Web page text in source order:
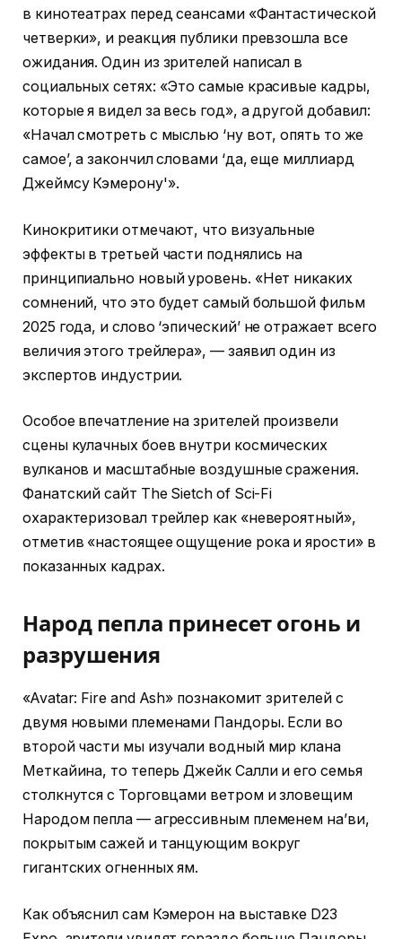
в кинотеатрах перед сеансами «Фантастической
четверки», и реакция публики превзошла все
ожидания. Один из зрителей написал в
социальных сетях: «Это самые красивые кадры,
которые я видел за весь год», а другой добавил:
«Начал смотреть с мыслью ‘ну вот, опять то же
самое’, а закончил словами ‘да, еще миллиард
Джеймсу Кэмерону'».
Кинокритики отмечают, что визуальные
эффекты в третьей части поднялись на
принципиально новый уровень. «Нет никаких
сомнений, что это будет самый большой фильм
2025 года, и слово ‘эпический’ не отражает всего
величия этого трейлера», — заявил один из
экспертов индустрии.
Особое впечатление на зрителей произвели
сцены кулачных боев внутри космических
вулканов и масштабные воздушные сражения.
Фанатский сайт The Sietch of Sci-Fi
охарактеризовал трейлер как «невероятный»,
отметив «настоящее ощущение рока и ярости» в
показанных кадрах.
Народ пепла принесет огонь и
разрушения
«Avatar: Fire and Ash» познакомит зрителей с
двумя новыми племенами Пандоры. Если во
второй части мы изучали водный мир клана
Меткайина, то теперь Джейк Салли и его семья
столкнутся с Торговцами ветром и зловещим
Народом пепла — агрессивным племенем на’ви,
покрытым сажей и танцующим вокруг
гигантских огненных ям.
Как объяснил сам Кэмерон на выставке D23